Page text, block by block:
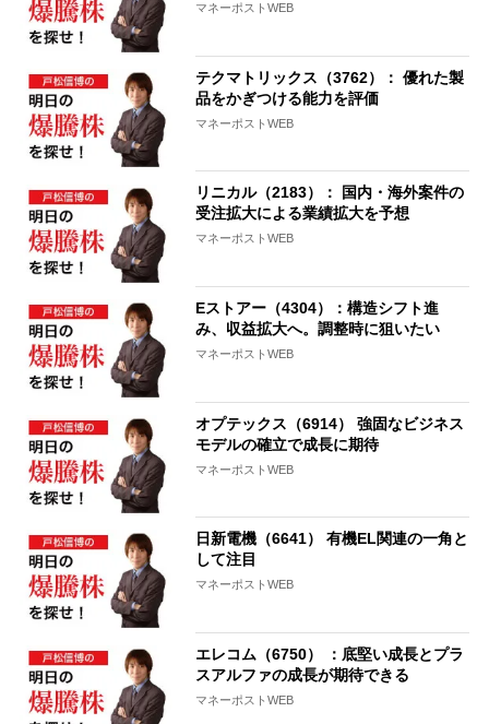
マネーポストWEB
テクマトリックス（3762）： 優れた製
品をかぎつける能力を評価
マネーポストWEB
リニカル（2183）： 国内・海外案件の
受注拡大による業績拡大を予想
マネーポストWEB
Eストアー（4304）：構造シフト進
み、収益拡大へ。調整時に狙いたい
マネーポストWEB
オプテックス（6914） 強固なビジネス
モデルの確立で成長に期待
マネーポストWEB
日新電機（6641） 有機EL関連の一角と
して注目
マネーポストWEB
エレコム（6750） ：底堅い成長とプラ
スアルファの成長が期待できる
マネーポストWEB